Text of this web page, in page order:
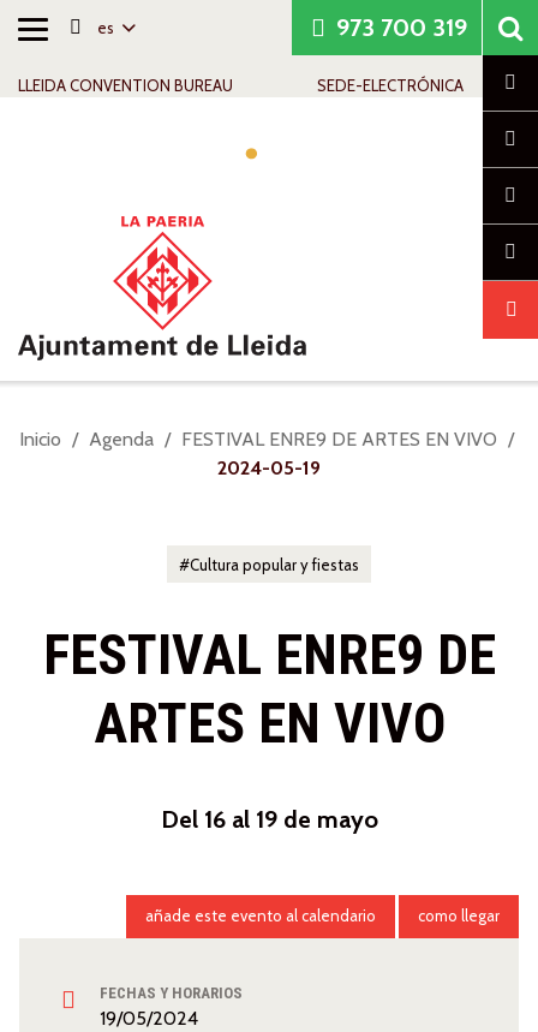
Alternar
es
LLEIDA CONVENTION BUREAU SEDE-ELECTRÓNICA
973 700 319
Usted
Inicio Agenda
FESTIVAL ENRE9 DE ARTES EN VIVO
2024-05-19
Cultura popular y fiestas
FESTIVAL ENRE9 DE
ARTES EN VIVO
Del 16 al 19 de mayo
FECHAS Y HORARIOS
19/05/2024
añade este evento al calendario como llegar